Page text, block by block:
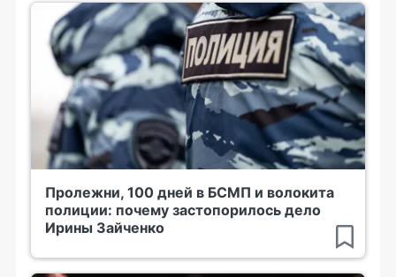
Пролежни, 100 дней в БСМП и волокита
полиции: почему застопорилось дело
Ирины Зайченко